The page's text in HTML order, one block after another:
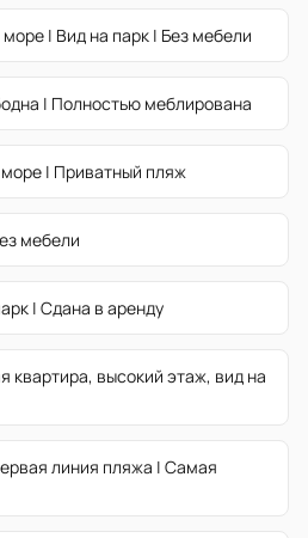
| Вид на парк | Без мебели
| Полностью меблирована
| Приватный пляж
мебели
| Сдана в аренду
квартира, высокий этаж, вид на
линия пляжа | Самая